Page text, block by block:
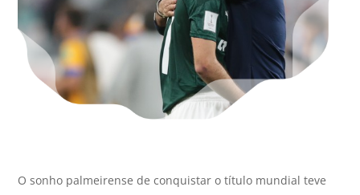
O sonho palmeirense de conquistar o título mundial teve